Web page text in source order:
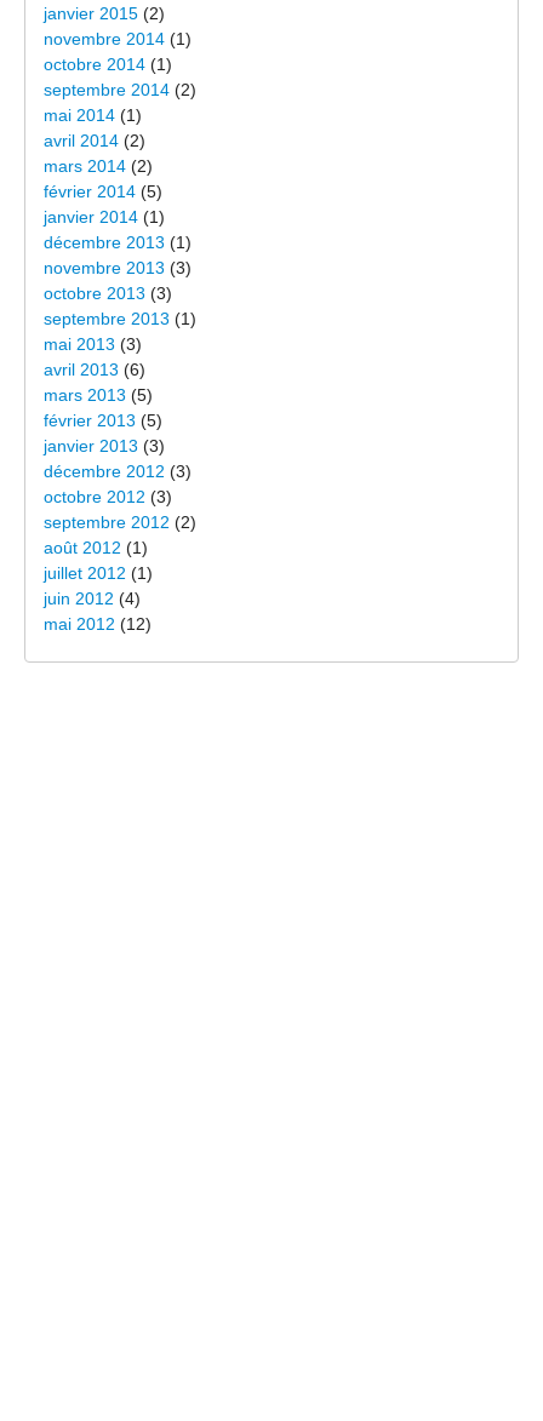
janvier 2015 (2)
novembre 2014 (1)
octobre 2014 (1)
septembre 2014 (2)
mai 2014 (1)
avril 2014 (2)
mars 2014 (2)
février 2014 (5)
janvier 2014 (1)
décembre 2013 (1)
novembre 2013 (3)
octobre 2013 (3)
septembre 2013 (1)
mai 2013 (3)
avril 2013 (6)
mars 2013 (5)
février 2013 (5)
janvier 2013 (3)
décembre 2012 (3)
octobre 2012 (3)
septembre 2012 (2)
août 2012 (1)
juillet 2012 (1)
juin 2012 (4)
mai 2012 (12)